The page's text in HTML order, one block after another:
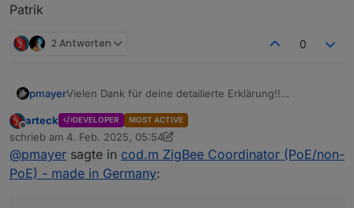
Patrik
2 Antworten 0
pmayerVielen Dank für deine detailierte Erklärung!!
immer ohne die IEEE neu zu schreiben.
@asgothiansagte incod.m ZigBee Coordinator
(PoE/non-PoE) - made in Germany
Vorab - ich gehe fest davon aus das ihr nach
eurem Test das NVRam löscht ?
Offline
arteck DEVELOPER MOST ACTIVE
schrieb am 4. Feb. 2025, 05:54
zuletzt editiert von arteck 2. Apr. 2025, 06:54
@pmayer sagte in cod.m ZigBee Coordinator (PoE/non-
PoE) - made in Germany: